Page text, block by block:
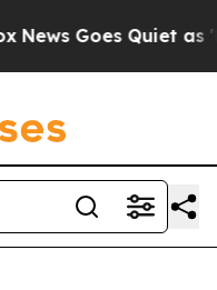
Goes Quiet as